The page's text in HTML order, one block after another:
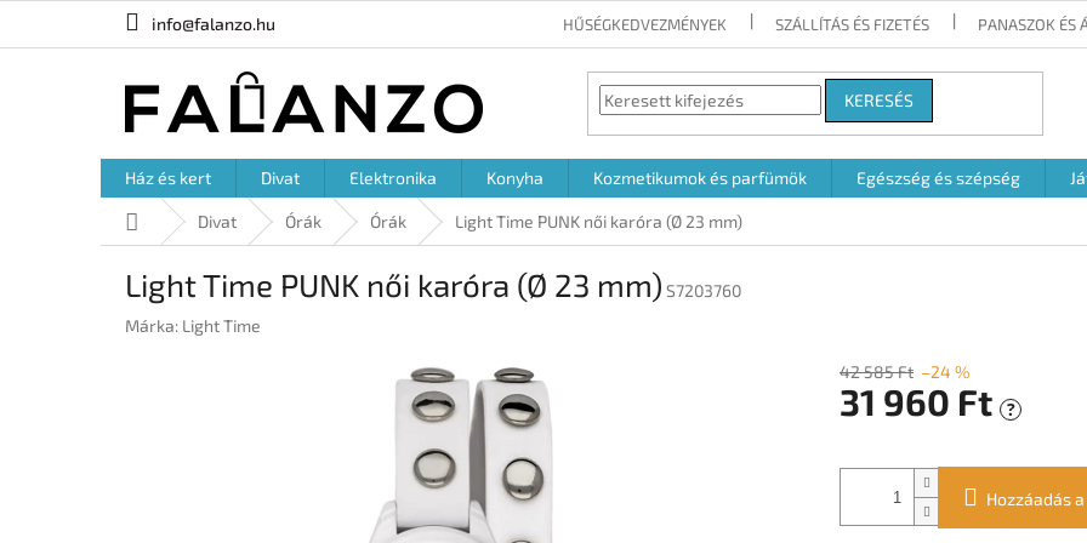
info@falanzo.hu HŰSÉGKEDVEZMÉNYEK SZÁLLÍTÁS ÉS FIZETÉS PANASZOK ÉS
KERESÉS
Ház és kert Divat Elektronika Konyha Kozmetikumok és parfümök Egészség és szépség
KezdőlapDivat Órák Órák Light Time PUNK női karóra (Ø 23 mm)
Light Time PUNK női karóra (Ø 23 mm) S7203760
Márka: Light Time
42 585 Ft –24 %
31 960 Ft ?
Hozzáadás